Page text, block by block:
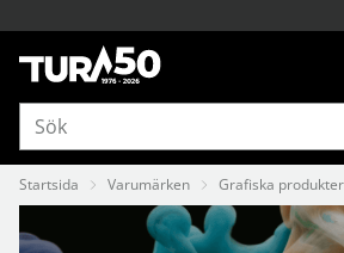
Startsida Varumärken Grafiska produkter